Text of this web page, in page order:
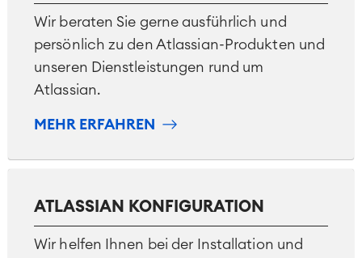
Wir beraten Sie gerne ausführlich und
persönlich zu den Atlassian-Produkten und
unseren Dienstleistungen rund um
Atlassian.
MEHR ERFAHREN
ATLASSIAN KONFIGURATION
Wir helfen Ihnen bei der Installation und